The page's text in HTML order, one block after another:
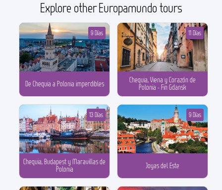
Explore other Europamundo tours
De Chequia a Polonia imperdibles
9 Días
Chequia, Viena y Corazón de
Polonia - Fin Gdansk
11 Días
Chequia, Budapest y Maravillas de
Polonia
13 Días
Joyas del Este
9 Días